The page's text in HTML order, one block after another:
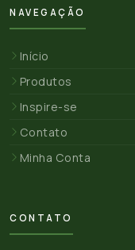
NAVEGAÇÃO
Início
Produtos
Inspire-se
Contato
Minha Conta
CONTATO